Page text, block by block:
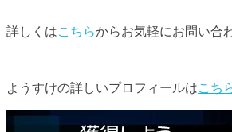
詳しくはこちらからお気軽にお問い合
ようすけの詳しいプロフィールはこち